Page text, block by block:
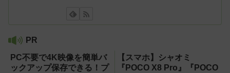
PR
PC不要で4K映像を簡単バ
ックアップ保存できる！プ
【スマホ】シャオミ
『POCO X8 Pro』『POCO